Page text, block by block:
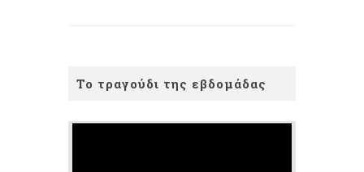
Το τραγούδι της εβδομάδας